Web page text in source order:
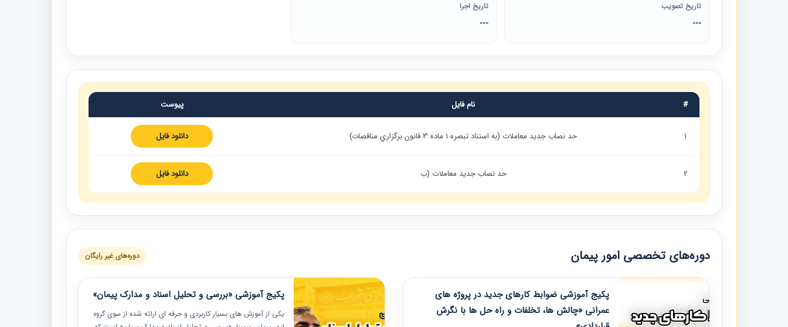
تاریخ تصویب
---
تاریخ اجرا
---
# نام فایل پیوست
1 حد نصاب جديد معاملات (به استناد تبصره 1 ماده 3 قانون برگزاري مناقصات) دانلود فایل
2 حد نصاب جديد معاملات (ب دانلود فایل
دوره‌های تخصصی امور پیمان دوره‌های غیر رایگان
پکیج آموزشی ضوابط کارهای جدید در پروژه های
عمرانی «چالش ها، تخلفات و راه حل ها با نگرش
پکیج آموزشی «بررسی و تحلیل اسناد و مدارک پیمان»
یکی از آموزش‏‏‏‏‏‏ های بسیار کاربردی و حرفه‏ ای ارائه شده از سوی گروه